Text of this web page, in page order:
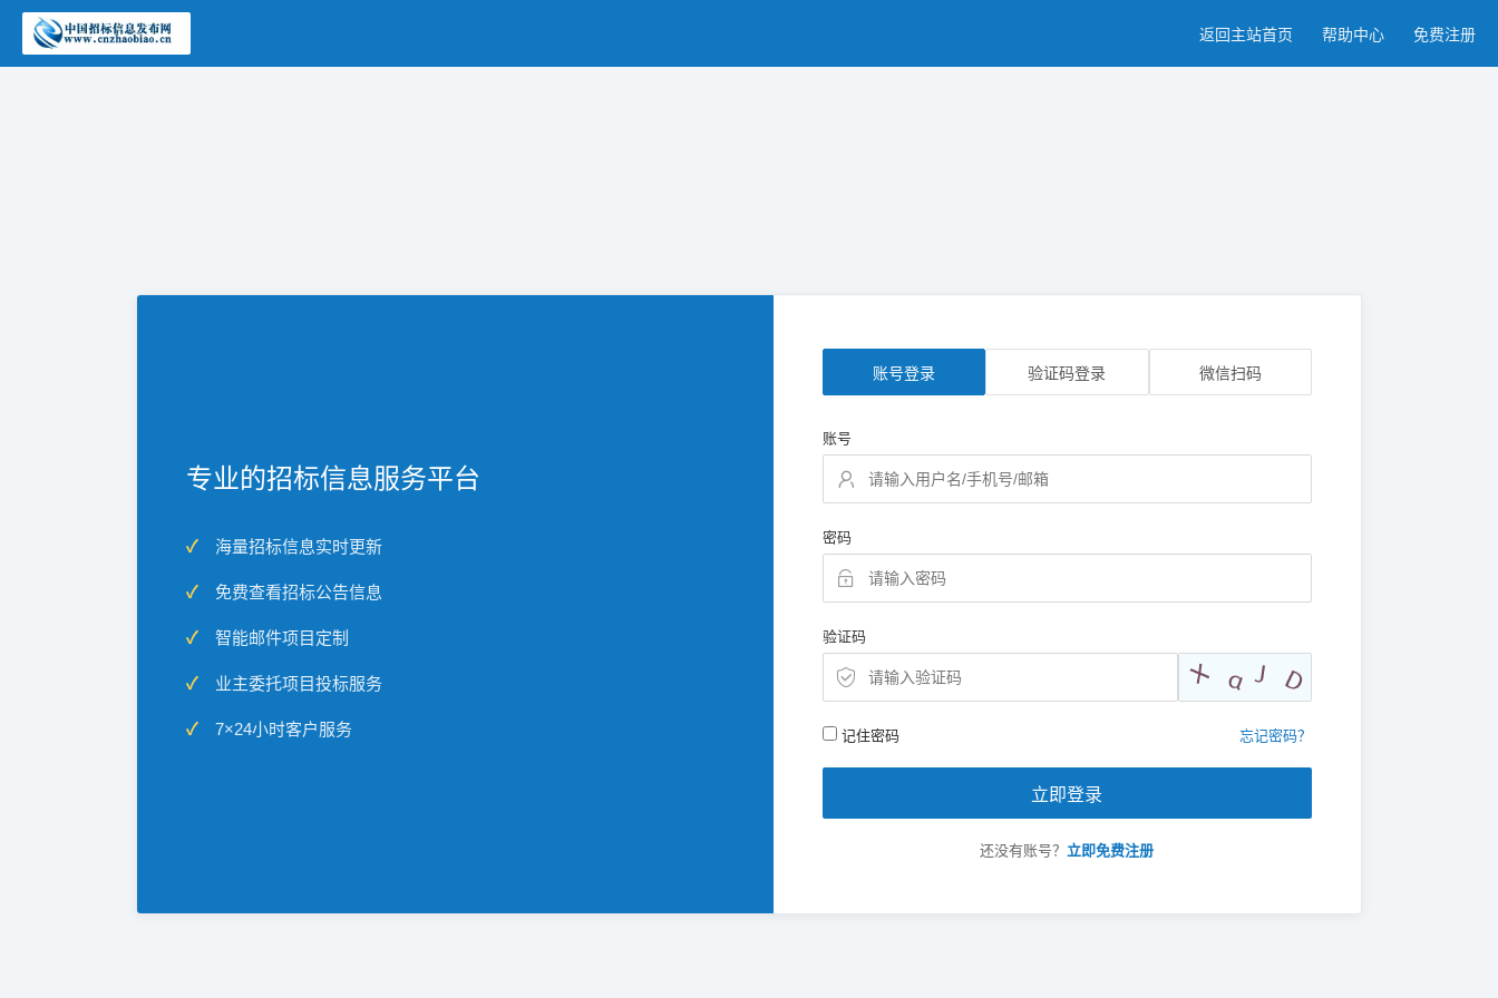
返回主站首页 帮助中心 免费注册
专业的招标信息服务平台
海量招标信息实时更新
免费查看招标公告信息
智能邮件项目定制
业主委托项目投标服务
7×24小时客户服务
账号登录 验证码登录 微信扫码
账号
密码
验证码
记住密码 忘记密码？
立即登录
还没有账号？ 立即免费注册